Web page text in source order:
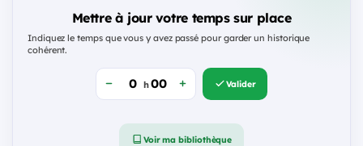
Mettre à jour votre temps sur place
Indiquez le temps que vous y avez passé pour garder un historique
cohérent.
h Valider
Voir ma bibliothèque